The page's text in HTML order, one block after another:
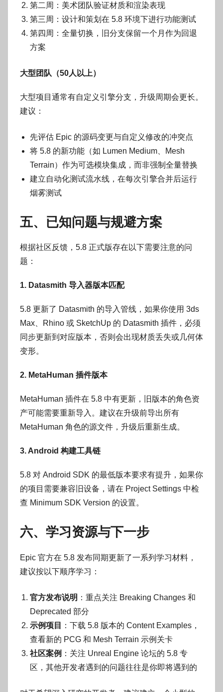
第二周：美术团队验证材质和渲染表现
第三周：设计和策划在 5.8 环境下进行功能测试
第四周：全量切换，旧分支保留一个月作为回退
方案
大型团队（50人以上）
大型项目通常有自定义引擎分支，升级周期会更长。
建议：
先评估 Epic 的源码变更与自定义修改的冲突点
将 5.8 的新功能（如 Lumen Medium、Mesh
Terrain）作为可选模块集成，而非强制全量替换
建立自动化测试流水线，在每次引擎合并后运行
烟雾测试
五、已知问题与规避方案
根据社区反馈，5.8 正式版存在以下需要注意的问
题：
1. Datasmith 导入器版本匹配
5.8 更新了 Datasmith 的导入管线，如果你使用 3ds
Max、Rhino 或 SketchUp 的 Datasmith 插件，必须
同步更新到对应版本，否则会出现材质丢失或几何体
变形。
2. MetaHuman 插件版本
MetaHuman 插件在 5.8 中有更新，旧版本的角色资
产可能需要重新导入。建议在升级前导出所有
MetaHuman 角色的源文件，升级后重新生成。
3. Android 构建工具链
5.8 对 Android SDK 的最低版本要求有提升，如果你
的项目需要兼容旧设备，请在 Project Settings 中检
查 Minimum SDK Version 的设置。
六、学习资源与下一步
Epic 官方在 5.8 发布同期更新了一系列学习材料，
建议按以下顺序学习：
官方发布说明 ：重点关注 Breaking Changes 和
Deprecated 部分
示例项目
：下载 5.8 版本的 Content Examples，
查看新的 PCG 和 Mesh Terrain 示例关卡
社区案例 ：关注 Unreal Engine 论坛的 5.8 专
区，其他开发者遇到的问题往往是你即将遇到的